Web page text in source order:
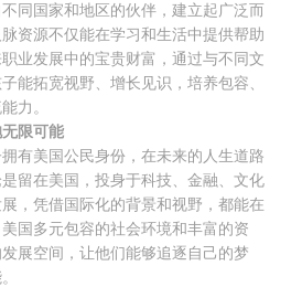
同国家和地区的伙伴，建立起广泛而
资源不仅能在学习和生活中提供帮助
业发展中的宝贵财富，通过与不同文
能拓宽视野、增长见识，培养包容、
力。
限可能
有美国公民身份，在未来的人生道路
是留在美国，投身于科技、金融、文化
，凭借国际化的背景和视野，都能在
国多元包容的社会环境和丰富的资
展空间，让他们能够追逐自己的梦